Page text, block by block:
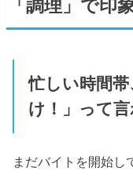
「調理」で印
忙しい時間
け！」って
まだバイトを開始し